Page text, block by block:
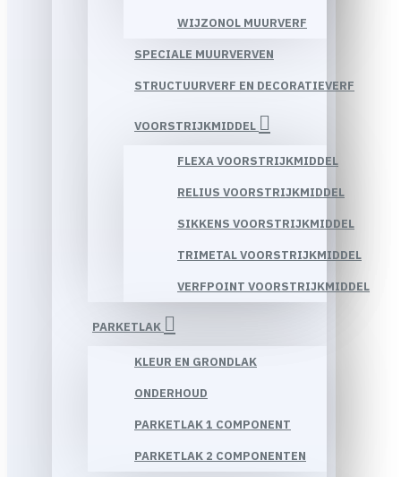
WIJZONOL MUURVERF
SPECIALE MUURVERVEN
STRUCTUURVERF EN DECORATIEVERF
VOORSTRIJKMIDDEL
FLEXA VOORSTRIJKMIDDEL
RELIUS VOORSTRIJKMIDDEL
SIKKENS VOORSTRIJKMIDDEL
TRIMETAL VOORSTRIJKMIDDEL
VERFPOINT VOORSTRIJKMIDDEL
PARKETLAK
KLEUR EN GRONDLAK
ONDERHOUD
PARKETLAK 1 COMPONENT
PARKETLAK 2 COMPONENTEN